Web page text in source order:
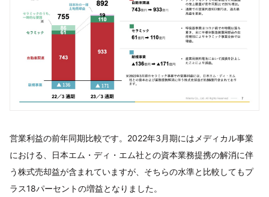
営業利益の前年同期比較です。2022年3月期にはメディカル事業
における、日本エム・ディ・エム社との資本業務提携の解消に伴
う株式売却益が含まれていますが、そちらの水準と比較してもプ
ラス18パーセントの増益となりました。